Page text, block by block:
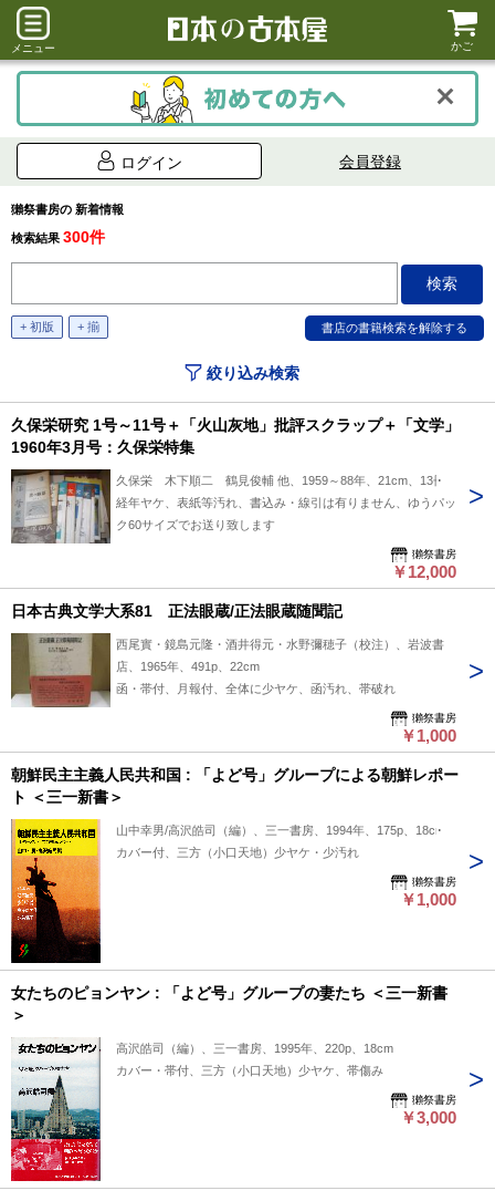
メニュー かご
ログイン 会員登録
獺祭書房の 新着情報
検索結果 300件
+ 初版 + 揃
絞り込み検索
久保栄研究 1号～11号＋「火山灰地」批評スクラップ＋「文学」
1960年3月号：久保栄特集
久保栄 木下順二 鶴見俊輔 他、1959～88年、21cm、13冊
経年ヤケ、表紙等汚れ、書込み・線引は有りません、ゆうパッ
ク60サイズでお送り致します
獺祭書房
￥12,000
日本古典文学大系81 正法眼蔵/正法眼蔵随聞記
西尾實・鏡島元隆・酒井得元・水野彌穂子（校注）、岩波書
店、1965年、491p、22cm
函・帯付、月報付、全体に少ヤケ、函汚れ、帯破れ
獺祭書房
￥1,000
朝鮮民主主義人民共和国 : 「よど号」グループによる朝鮮レポー
ト ＜三一新書＞
山中幸男/高沢皓司（編）、三一書房、1994年、175p、18cm
カバー付、三方（小口天地）少ヤケ・少汚れ
獺祭書房
￥1,000
女たちのピョンヤン : 「よど号」グループの妻たち ＜三一新書
＞
高沢皓司（編）、三一書房、1995年、220p、18cm
カバー・帯付、三方（小口天地）少ヤケ、帯傷み
獺祭書房
￥3,000